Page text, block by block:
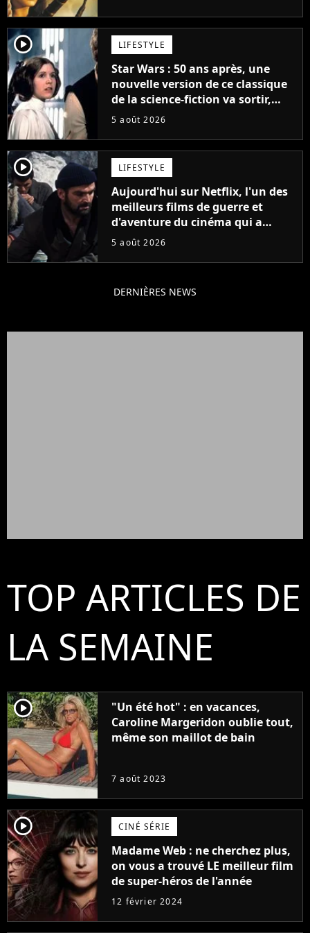
player2 LIFESTYLE
Star Wars : 50 ans après, une
nouvelle version de ce classique
de la science-fiction va sortir,
mais on ne la verra jamais en
5 août 2026
player2 LIFESTYLE
Aujourd'hui sur Netflix, l'un des
meilleurs films de guerre et
d'aventure du cinéma qui a
connu un succès retentissant à
5 août 2026
DERNIÈRES NEWS
TOP ARTICLES DE
LA SEMAINE
player2
"Un été hot" : en vacances,
Caroline Margeridon oublie tout,
même son maillot de bain
7 août 2023
player2 CINÉ SÉRIE
Madame Web : ne cherchez plus,
on vous a trouvé LE meilleur film
de super-héros de l'année
12 février 2024